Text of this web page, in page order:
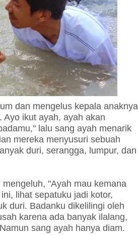
dan mengelus kepala anaknya
Ayo ikut ayah, ayah akan
lalu sang ayah menarik
mereka menyusuri sebuah
duri, serangga, lumpur, dan
"Ayah mau kemana
lihat sepatuku jadi kotor,
duri. Badanku dikelilingi oleh
karena ada banyak ilalang,
sang ayah hanya diam.